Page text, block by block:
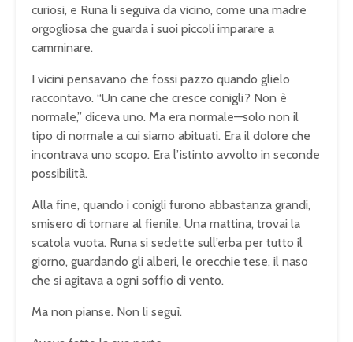
curiosi, e Runa li seguiva da vicino, come una madre
orgogliosa che guarda i suoi piccoli imparare a
camminare.
I vicini pensavano che fossi pazzo quando glielo
raccontavo. “Un cane che cresce conigli? Non è
normale,” diceva uno. Ma era normale—solo non il
tipo di normale a cui siamo abituati. Era il dolore che
incontrava uno scopo. Era l’istinto avvolto in seconde
possibilità.
Alla fine, quando i conigli furono abbastanza grandi,
smisero di tornare al fienile. Una mattina, trovai la
scatola vuota. Runa si sedette sull’erba per tutto il
giorno, guardando gli alberi, le orecchie tese, il naso
che si agitava a ogni soffio di vento.
Ma non pianse. Non li seguì.